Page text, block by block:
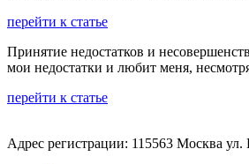
перейти к статье
Принятие недостатков и
мои недостатки и любит меня,
перейти к статье
Адрес регистрации: 115563 Москва ул.